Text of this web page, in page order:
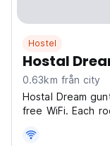
Hostel
Hostal
0.63km från city
Hostal Dream
free WiFi. Each
refrigerator,